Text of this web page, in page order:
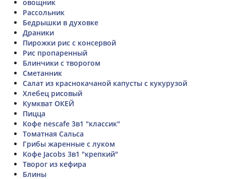
овощник
Рассольник
Бедрышки в духовке
Драники
Пирожки рис с консервой
Рис пропаренный
Блинчики с творогом
Сметанник
Салат из краснокачаной капусты с кукурузой
Хлебец рисовый
Кумкват ОКЕЙ
Пицца
Кофе nescafe 3в1 "классик"
Томатная Сальса
Грибы жаренные с луком
Кофе Jacobs 3в1 "крепкий"
Творог из кефира
Блины